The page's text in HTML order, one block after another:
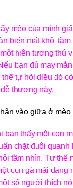
mèo của mình
biến mất khỏi
hiện tượng thú
bạn đủ may
thể tự hỏi điều đó
thương này.
vào giữa ở mèo
bạn thấy một con
chặt đuôi
tầm nhìn. Tư thế
con gà mái đang
số người thích